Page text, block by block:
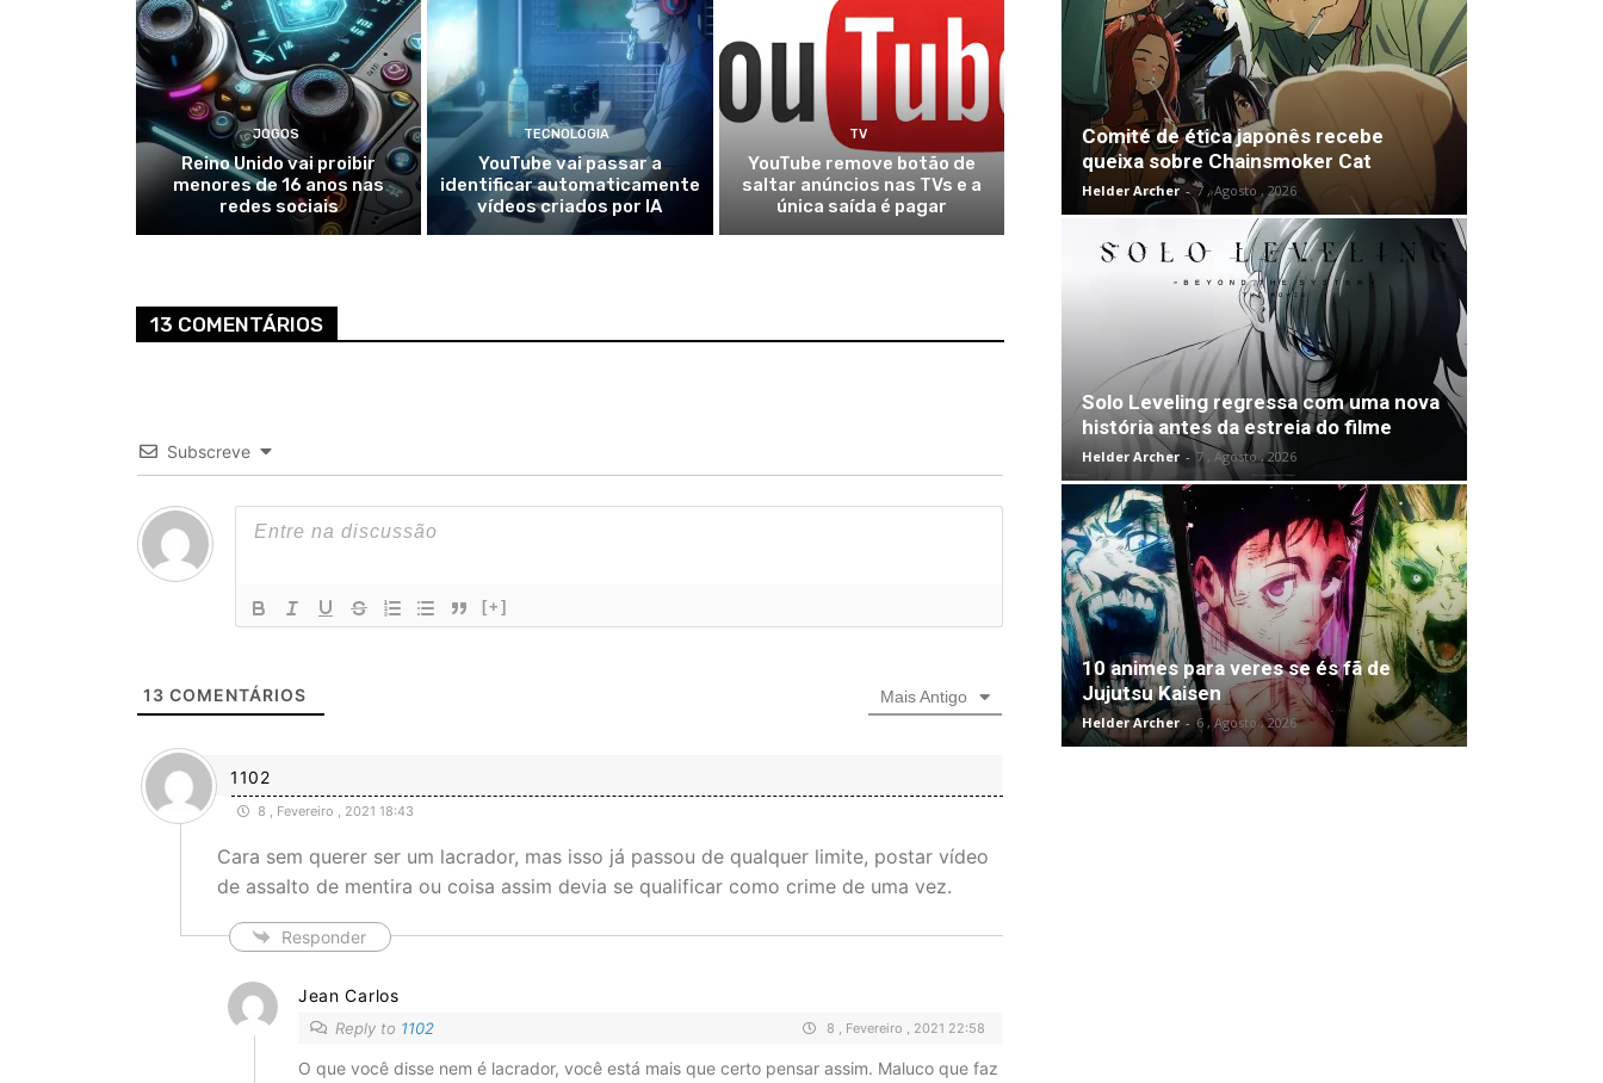
JOGOS
Reino Unido vai proibir
menores de 16 anos nas
redes sociais
TECNOLOGIA
YouTube vai passar a
identificar automaticamente
vídeos criados por IA
TV
YouTube remove botão de
saltar anúncios nas TVs e a
única saída é pagar
13 COMENTÁRIOS
Subscreve
[+]
13 COMENTÁRIOS Mais Antigo
1102
8 , Fevereiro , 2021 18:43
Cara sem querer ser um lacrador, mas isso já passou de qualquer limite, postar vídeo
de assalto de mentira ou coisa assim devia se qualificar como crime de uma vez.
Responder
Jean Carlos
Reply to 1102 8 , Fevereiro , 2021 22:58
O que você disse nem é lacrador, você está mais que certo pensar assim. Maluco que faz
Comité de ética japonês recebe
queixa sobre Chainsmoker Cat
Helder Archer - 7 , Agosto , 2026
Solo Leveling regressa com uma nova
história antes da estreia do filme
Helder Archer - 7 , Agosto , 2026
10 animes para veres se és fã de
Jujutsu Kaisen
Helder Archer - 6 , Agosto , 2026